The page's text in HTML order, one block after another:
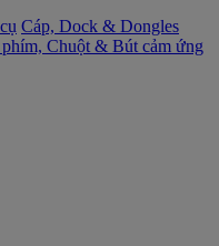
Cáp, Dock & Dongles
Chuột & Bút cảm ứng